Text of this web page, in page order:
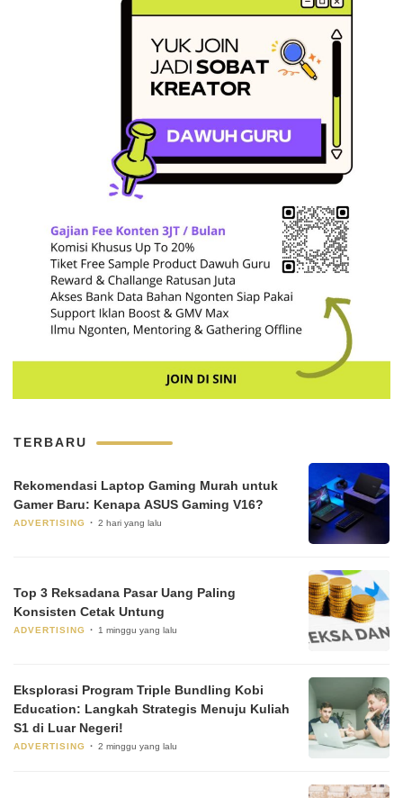
TERBARU
Rekomendasi Laptop Gaming Murah untuk
Gamer Baru: Kenapa ASUS Gaming V16?
ADVERTISING 2 hari yang lalu
Top 3 Reksadana Pasar Uang Paling
Konsisten Cetak Untung
ADVERTISING 1 minggu yang lalu
Eksplorasi Program Triple Bundling Kobi
Education: Langkah Strategis Menuju Kuliah
S1 di Luar Negeri!
ADVERTISING 2 minggu yang lalu